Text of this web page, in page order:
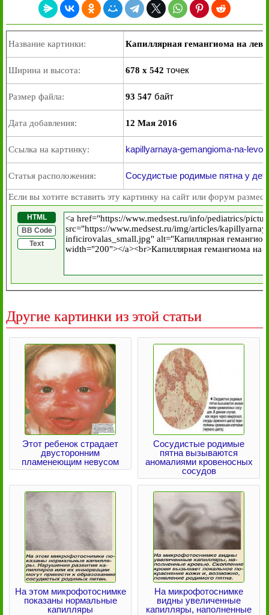
Название картинки: Капиллярная гемангиома на
Ширина и высота: 678 x 542 точек
Размер файла: 93 547 байт
Дата добавления: 12 Мая 2016
Ссылка на картинку: kapillyarnaya-gemangioma-na-
Статья расположения: Сосудистые родимые пятна у
Если вы хотите вставить эту картинку на сайт или форум
HTML
BB Code
Text
Другие картинки из этой статьи
Этот ребенок страдает
двусторонним
пламенеющим невусом
Сосудистые родимые
пятна вызываются
аномалиями кровеносных
сосудов
На этом микрофотоснимке
показаны нормальные
капилляры
На микрофотоснимке
видны увеличенные
капилляры, наполненные